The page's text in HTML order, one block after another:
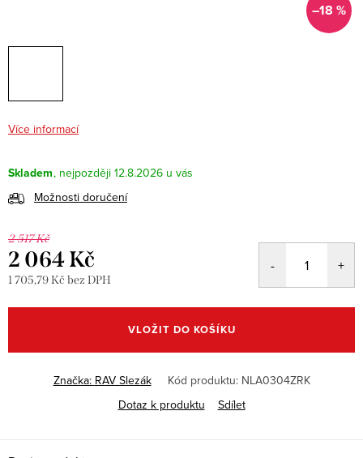
–18 %
Více informací
Skladem
12.8.2026
Možnosti doručení
2 517 Kč
2 064 Kč
1 705,79 Kč bez DPH
cena:
VLOŽIT DO KOŠÍKU
Značka: RAV Slezák Kód produktu: NLA0304ZRK
Dotaz k produktu
Sdílet